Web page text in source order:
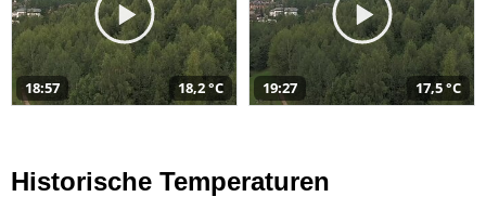
18:57 18,2 °C 19:27 17,5 °C
Historische Temperaturen